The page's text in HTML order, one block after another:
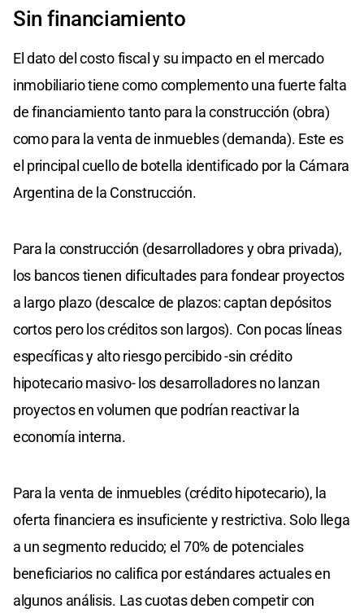
Sin financiamiento
El dato del costo fiscal y su impacto en el mercado
inmobiliario tiene como complemento una fuerte falta
de financiamiento tanto para la construcción (obra)
como para la venta de inmuebles (demanda). Este es
el principal cuello de botella identificado por la Cámara
Argentina de la Construcción.
Para la construcción (desarrolladores y obra privada),
los bancos tienen dificultades para fondear proyectos
a largo plazo (descalce de plazos: captan depósitos
cortos pero los créditos son largos). Con pocas líneas
específicas y alto riesgo percibido -sin crédito
hipotecario masivo- los desarrolladores no lanzan
proyectos en volumen que podrían reactivar la
economía interna.
Para la venta de inmuebles (crédito hipotecario), la
oferta financiera es insuficiente y restrictiva. Solo llega
a un segmento reducido; el 70% de potenciales
beneficiarios no califica por estándares actuales en
algunos análisis. Las cuotas deben competir con